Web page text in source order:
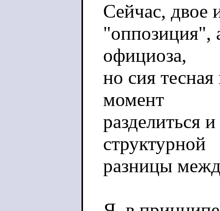
Сейчас, двое
"оппозиция",
официоза,
но сия
момент
разделиться
структурной
разницы